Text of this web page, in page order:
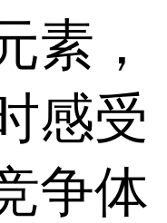
素，
感受
争体